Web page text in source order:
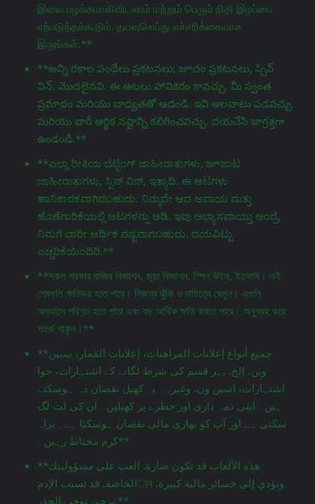
இவை பழக்கமாகிவிடலாம் மற்றும் பெரும் நிதி இழப்பை
ஏற்படுத்தக்கூடும். தயவுசெய்து எச்சரிக்கையாக
இருங்கள்.**
**అన్ని రకాల పందేలు ప్రకటనలు, జూదం ప్రకటనలు, స్పిన్
విన్, మొదలైనవి. ఈ ఆటలు హానికరం కావచ్చు. మీ స్వంత
ప్రమాదం మరియు బాధ్యతతో ఆడండి. ఇవి అలవాటు పడవచ్చు
మరియు భారీ ఆర్థిక నష్టాన్ని కలిగించవచ్చు. దయచేసి జాగ్రತ್ತగా
ఉండండి.**
**ಎಲ್ಲಾ ರೀತಿಯ ಬೆಟ್ಟಿಂಗ್ ಜಾಹೀರಾತುಗಳು, జూಜಾಟ
ಜಾಹೀರಾತುಗಳು, ಸ್ಪಿನ್ ವಿನ್, ಇತ್ಯಾದಿ. ಈ ಆಟಗಳು
ಹಾನಿಕಾರಕವಾಗಿರಬಹುದು. ನಿಮ್ಮದೇ ಆದ ಅಪಾಯ ಮತ್ತು
ಹೊಣೆಗಾರಿಕೆಯಲ್ಲಿ ಆಟಗಳನ್ನು ಆಡಿ. ಇವು ಅಭ್ಯಾಸವಾಯ್ತು ಅಂದ್ರೆ,
ನಿಮಗೆ ಭಾರೀ ಆರ್ಥಿಕ ನಷ್ಟವಾಗಬಹುದು. ದಯವಿಟ್ಟು
ಎಚ್ಚರಿಕೆಯಿಂದಿರಿ.**
**সকল প্রকার বাজির বিজ্ঞাপন, জুয়া বিজ্ঞাপন, স্পিন উইন, ইত্যাদি। এই
গেমগুলি ক্ষতিকর হতে পারে। নিজস্ব ঝুঁকি ও দায়িত্বে খেলুন। এগুলি
অভ্যাসে পরিণত হতে পারে এবং বড় আর্থিক ক্ষতি করতে পারে। অনুগ্রহ করে
সতর্ক থাকুন।**
**جميع أنواع إعلانات المراهنات، إعلانات القمار، سبين
وين، إلخ. ,ہر قسم کی شرط لگانے کے اشتہارات، جوا
اشتہارات، اسپن ون، وغیرہ۔ یہ کھیل نقصان دہ ہوسکتے
ہیں۔ اپنی ذمہ داری اور خطرے پر کھیلیں۔ ان کی لت لگ
سکتی ہے اور آپ کو بھاری مالی نقصان ہوسکتا ہے۔ براہ
کرم محتاط رہیں۔**
**هذه الألعاب قد تكون ضارة. العب على مسؤوليتك
الخاصة. قد تسبب الإدمান وتؤدي إلى خسائر مالية كبيرة.
يرجى توخي الحذر.**